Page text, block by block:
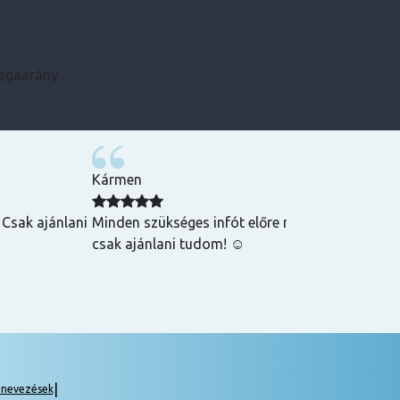
ajánlani
Kármen
Minden szükséges infót előre megkaptam,
csak ajánlani tudom! ☺️
|